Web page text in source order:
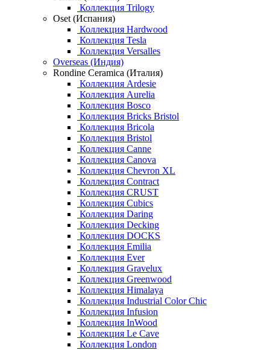
Коллекция Trilogy
Oset (Испания)
Коллекция Hardwood
Коллекция Tesla
Коллекция Versalles
Overseas (Индия)
Rondine Ceramica (Италия)
Коллекция Ardesie
Коллекция Aurelia
Коллекция Bosco
Коллекция Bricks Bristol
Коллекция Bricola
Коллекция Bristol
Коллекция Canne
Коллекция Canova
Коллекция Chevron XL
Коллекция Contract
Коллекция CRUST
Коллекция Cubics
Коллекция Daring
Коллекция Decking
Коллекция DOCKS
Коллекция Emilia
Коллекция Ever
Коллекция Gravelux
Коллекция Greenwood
Коллекция Himalaya
Коллекция Industrial Color Chic
Коллекция Infusion
Коллекция InWood
Коллекция Le Cave
Коллекция London